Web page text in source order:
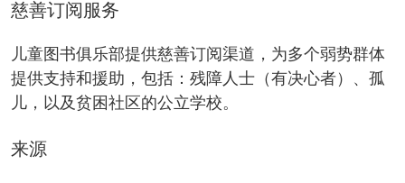
慈善订阅服务
儿童图书俱乐部提供慈善订阅渠道，为多个弱势群体
提供支持和援助，包括：残障人士（有决心者）、孤
儿，以及贫困社区的公立学校。
来源